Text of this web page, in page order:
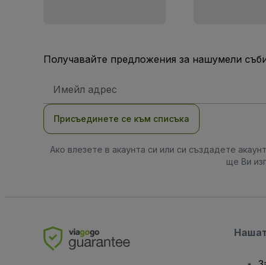
Получавайте предложения за нашумели
адрес
Присъединете се към списъка
Ако влезете в акаунта си или си създадете
ще Ви